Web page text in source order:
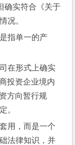
确实符合《关于
况。
指单一的产
在形式上确实
投资企业境内
方向暂行规
。
用，而是一个
法律知识，并